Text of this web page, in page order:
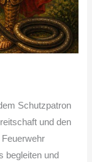
Schutzpatron
und den
begleiten und